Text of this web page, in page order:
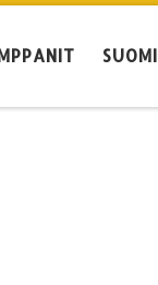
SUOMI